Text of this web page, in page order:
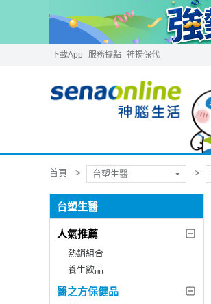
下載App 服務據點 神揚保代
首頁 台塑生醫
台塑生醫
人氣推薦
熱銷組合
養生飲品
醫之方保健品